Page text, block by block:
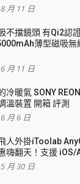
月 11 日
不擋鏡頭 有Qi2認
薄型磁吸無
月 11 日
冷暖氣 SONY
溫裝置 開箱 評測
月 6 日
人外掛iToolab
嗨翻天！支援 iOS/
月 30 日